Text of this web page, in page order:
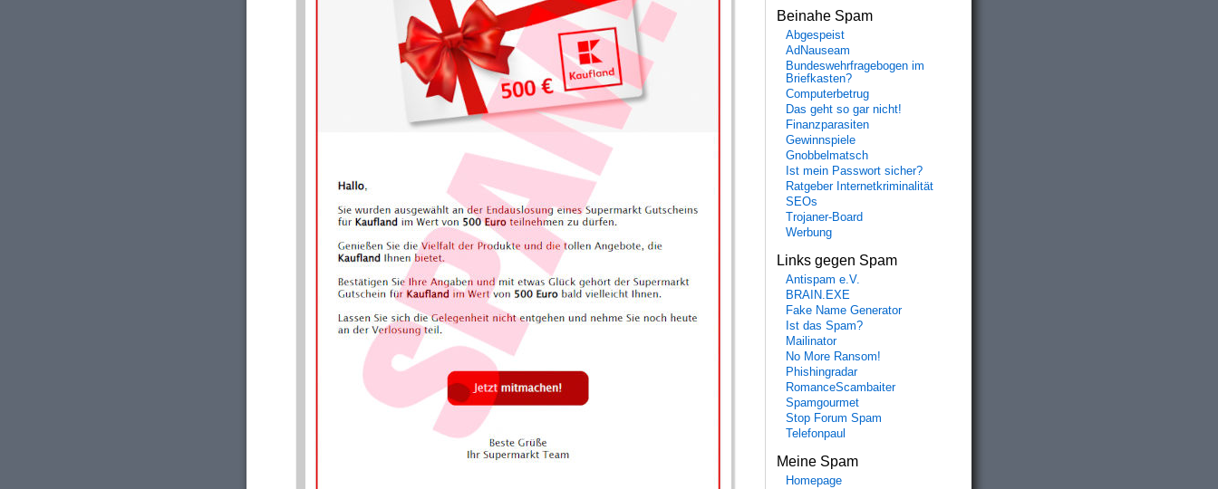
Beinahe Spam
Abgespeist
AdNauseam
Bundeswehrfragebogen im
Briefkasten?
Computerbetrug
Das geht so gar nicht!
Finanzparasiten
Gewinnspiele
Gnobbelmatsch
Ist mein Passwort sicher?
Ratgeber Internetkriminalität
SEOs
Trojaner-Board
Werbung
Links gegen Spam
Antispam e.V.
BRAIN.EXE
Fake Name Generator
Ist das Spam?
Mailinator
No More Ransom!
Phishingradar
RomanceScambaiter
Spamgourmet
Stop Forum Spam
Telefonpaul
Meine Spam
Homepage